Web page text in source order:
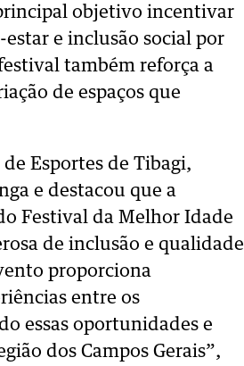
objetivo incentivar
e inclusão social por
também reforça a
de espaços que
Esportes de Tibagi,
e destacou que a
Festival da Melhor Idade
de inclusão e qualidade
proporciona
entre os
essas oportunidades e
dos Campos Gerais”,